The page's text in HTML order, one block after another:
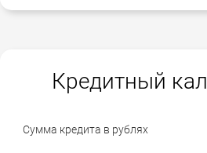
Кредитный
Сумма кредита в рублях